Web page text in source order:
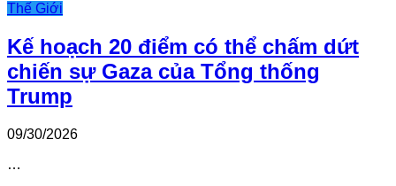
Thế Giới
Kế hoạch 20 điểm có thể chấm dứt
chiến sự Gaza của Tổng thống
Trump
09/30/2026
…